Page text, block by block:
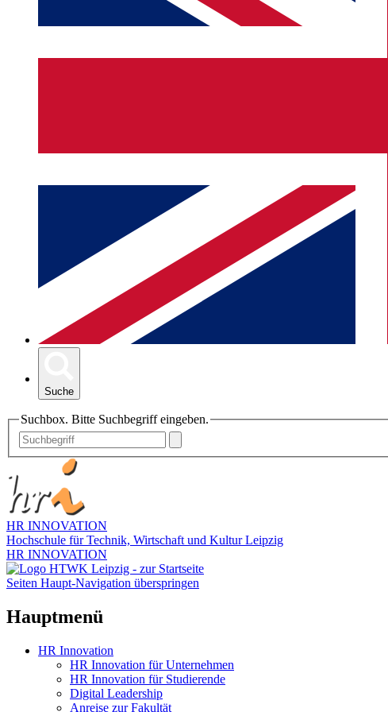
Suche
Suchbox. Bitte Suchbegriff eingeben.
HR INNOVATION
Hochschule für Technik, Wirtschaft und Kultur Leipzig
HR INNOVATION
Seiten Haupt-Navigation überspringen
Hauptmenü
HR Innovation
HR Innovation für Unternehmen
HR Innovation für Studierende
Digital Leadership
Anreise zur Fakultät